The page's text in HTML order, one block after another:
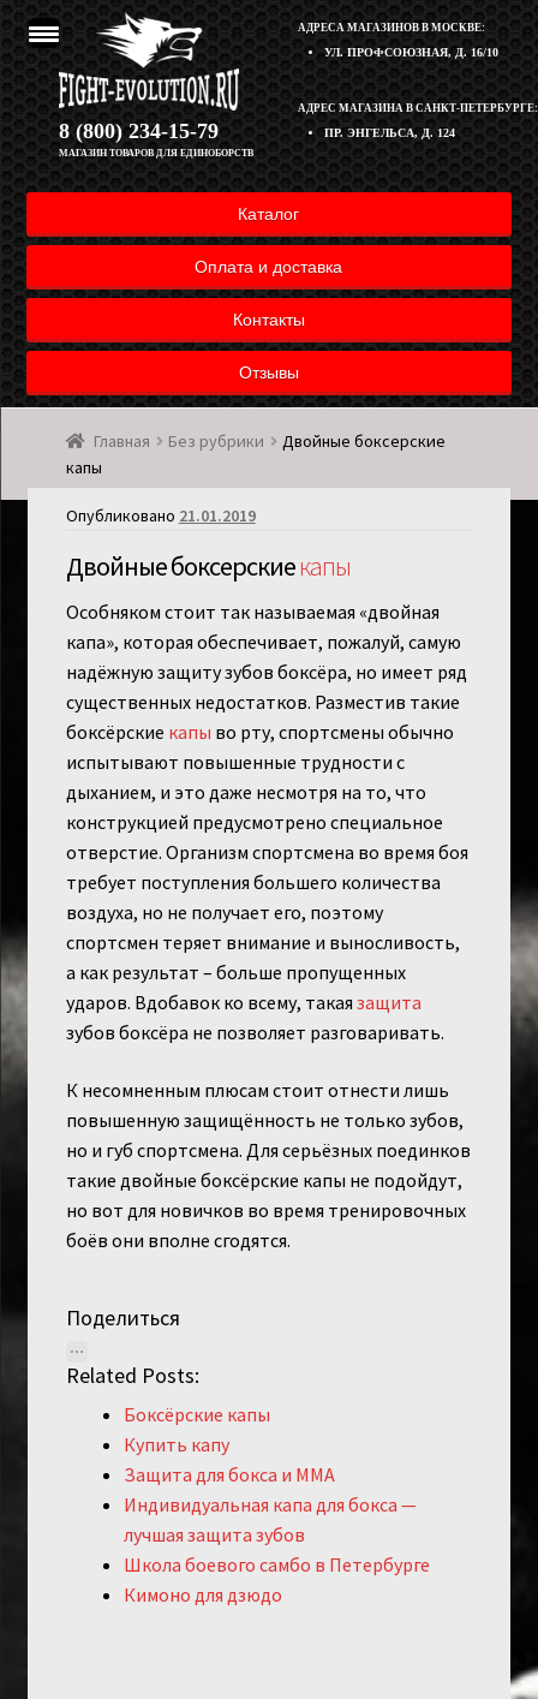
АДРЕСА МАГАЗИНОВ В МОСКВЕ:
УЛ. ПРОФСОЮЗНАЯ, Д. 16/10
АДРЕС МАГАЗИНА В САНКТ-ПЕТЕРБУРГЕ:
ПР. ЭНГЕЛЬСА, Д. 124
8 (800) 234-15-79
МАГАЗИН ТОВАРОВ ДЛЯ ЕДИНОБОРСТВ
Каталог
Оплата и доставка
Контакты
Отзывы
Перейти
к
навигации
Перейти
к
содержимому
Корзина
Полезная информация
Оплата и доставка товара
Мой аккаунт
Главная Без рубрики
Двойные боксерские
капы
Опубликовано 21.01.2019
Двойные боксерскиекапы
Особняком стоит так называемая «двойная
капа», которая обеспечивает, пожалуй, самую
надёжную защиту зубов боксёра, но имеет ряд
существенных недостатков. Разместив такие
боксёрские капы во рту, спортсмены обычно
испытывают повышенные трудности с
дыханием, и это даже несмотря на то, что
конструкцией предусмотрено специальное
отверстие. Организм спортсмена во время боя
требует поступления большего количества
воздуха, но не получает его, поэтому
спортсмен теряет внимание и выносливость,
а как результат – больше пропущенных
ударов. Вдобавок ко всему, такая защита
зубов боксёра не позволяет разговаривать.
К несомненным плюсам стоит отнести лишь
повышенную защищённость не только зубов,
но и губ спортсмена. Для серьёзных поединков
такие двойные боксёрские капы не подойдут,
но вот для новичков во время тренировочных
боёв они вполне сгодятся.
Поделиться
Related Posts:
Боксёрские капы
Купить капу
Защита для бокса и ММА
Индивидуальная капа для бокса —
лучшая защита зубов
Школа боевого самбо в Петербурге
Кимоно для дзюдо